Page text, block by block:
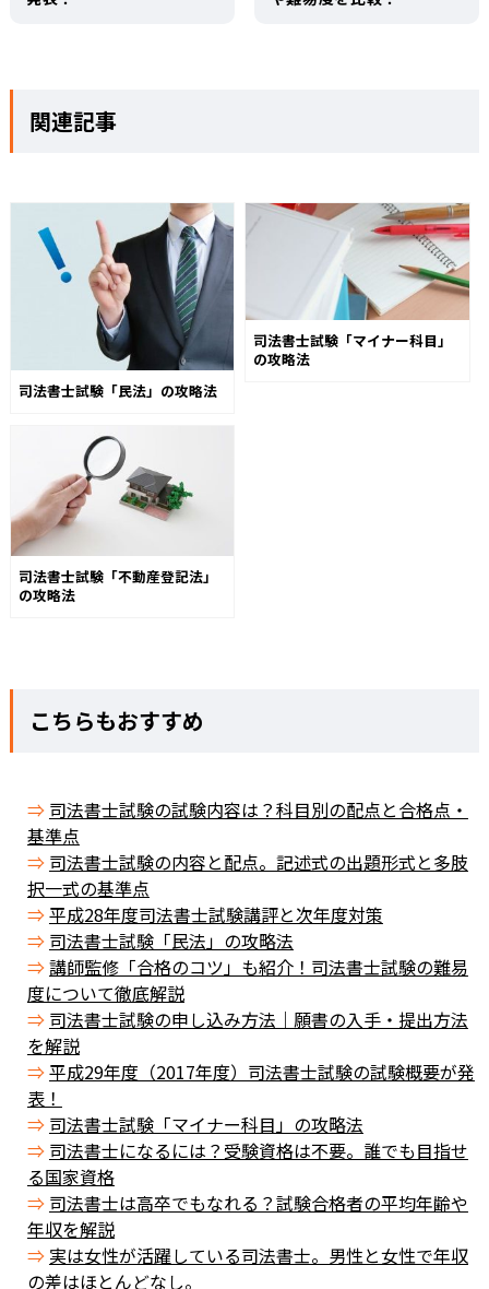
関連記事
司法書士試験「民法」の攻略法
司法書士試験「マイナー科目」
の攻略法
司法書士試験「不動産登記法」
の攻略法
こちらもおすすめ
司法書士試験の試験内容は？科目別の配点と合格点・
基準点
司法書士試験の内容と配点。記述式の出題形式と多肢
択一式の基準点
平成28年度司法書士試験講評と次年度対策
司法書士試験「民法」の攻略法
講師監修「合格のコツ」も紹介！司法書士試験の難易
度について徹底解説
司法書士試験の申し込み方法｜願書の入手・提出方法
を解説
平成29年度（2017年度）司法書士試験の試験概要が発
表！
司法書士試験「マイナー科目」の攻略法
司法書士になるには？受験資格は不要。誰でも目指せ
る国家資格
司法書士は高卒でもなれる？試験合格者の平均年齢や
年収を解説
実は女性が活躍している司法書士。男性と女性で年収
の差はほとんどなし。